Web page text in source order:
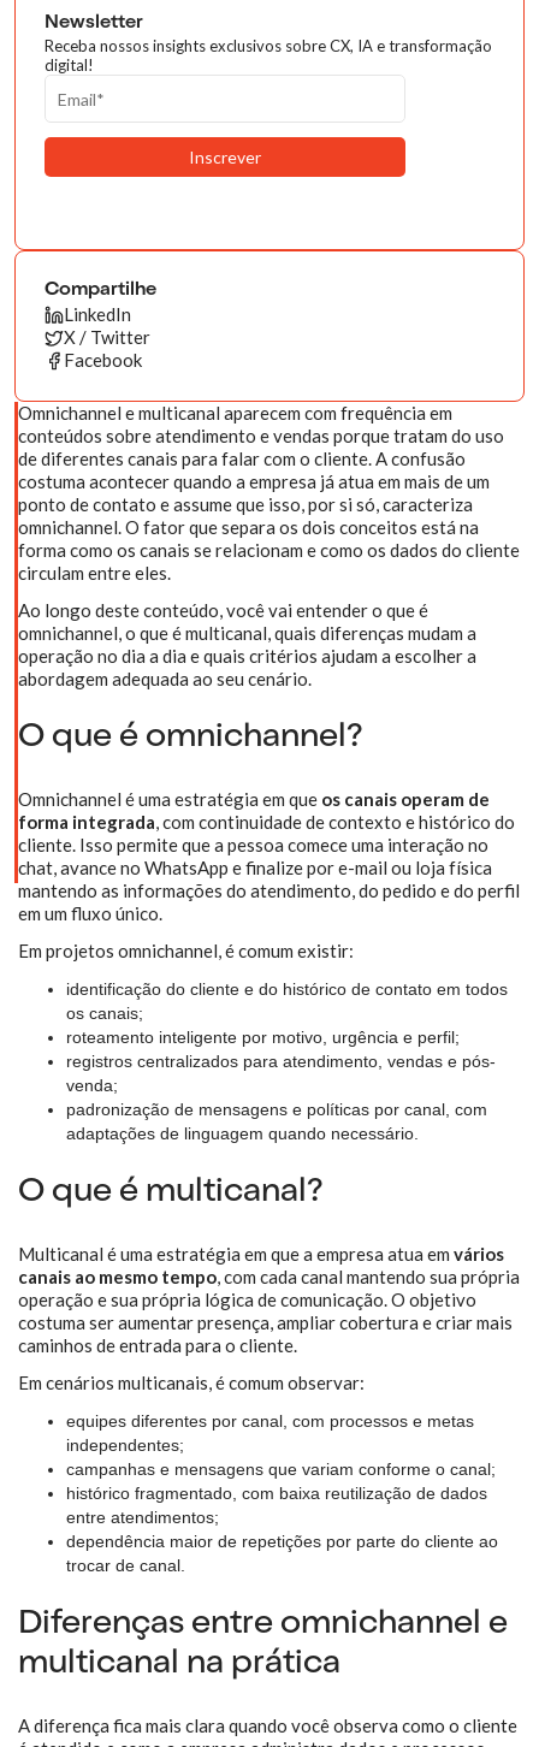
Omnichannel e multicanal aparecem com frequência em
conteúdos sobre atendimento e vendas porque tratam do uso
de diferentes canais para falar com o cliente. A confusão
costuma acontecer quando a empresa já atua em mais de um
ponto de contato e assume que isso, por si só, caracteriza
omnichannel. O fator que separa os dois conceitos está na
forma como os canais se relacionam e como os dados do cliente
circulam entre eles.
Ao longo deste conteúdo, você vai entender o que é
omnichannel, o que é multicanal, quais diferenças mudam a
operação no dia a dia e quais critérios ajudam a escolher a
abordagem adequada ao seu cenário.
O que é omnichannel?
Omnichannel é uma estratégia em que os canais operam de
forma integrada, com continuidade de contexto e histórico do
cliente. Isso permite que a pessoa comece uma interação no
chat, avance no WhatsApp e finalize por e-mail ou loja física
mantendo as informações do atendimento, do pedido e do perfil
em um fluxo único.
Em projetos omnichannel, é comum existir:
identificação do cliente e do histórico de contato em todos
os canais;
roteamento inteligente por motivo, urgência e perfil;
registros centralizados para atendimento, vendas e pós-
venda;
padronização de mensagens e políticas por canal, com
adaptações de linguagem quando necessário.
O que é multicanal?
Multicanal é uma estratégia em que a empresa atua em vários
canais ao mesmo tempo, com cada canal mantendo sua própria
operação e sua própria lógica de comunicação. O objetivo
costuma ser aumentar presença, ampliar cobertura e criar mais
caminhos de entrada para o cliente.
Em cenários multicanais, é comum observar:
equipes diferentes por canal, com processos e metas
independentes;
campanhas e mensagens que variam conforme o canal;
histórico fragmentado, com baixa reutilização de dados
entre atendimentos;
dependência maior de repetições por parte do cliente ao
trocar de canal.
Diferenças entre omnichannel e
multicanal na prática
A diferença fica mais clara quando você observa como o cliente
Newsletter
Receba nossos insights exclusivos sobre CX, IA e transformação
digital!
Compartilhe
LinkedIn
X / Twitter
Facebook